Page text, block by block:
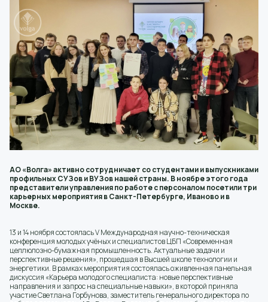
АО «Волга» активно сотрудничает со студентами и выпускниками
профильных СУЗов и ВУЗов нашей страны. В ноябре этого года
представители управления по работе с персоналом посетили три
карьерных мероприятия в Санкт-Петербурге, Иваново и в
Москве.
13 и 14 ноября состоялась V Международная научно-техническая
конференция молодых учёных и специалистов ЦБП «Современная
целлюлозно-бумажная промышленность. Актуальные задачи и
перспективные решения», прошедшая в Высшей школе технологии и
энергетики. В рамках мероприятия состоялась оживленная панельная
дискуссия «Карьера молодого специалиста: новые перспективные
направления и запрос на специальные навыки», в которой приняла
участие Светлана Горбунова, заместитель генерального директора по